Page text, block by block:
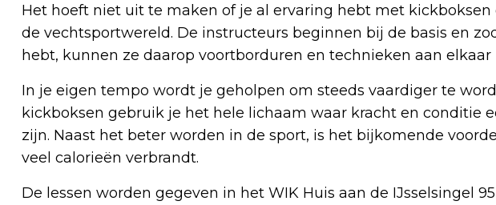
Het hoeft niet uit te maken of je al ervaring hebt met
de vechtsportwereld. De instructeurs beginnen bij de basis en
hebt, kunnen ze daarop voortborduren en technieken aan elkaar
In je eigen tempo wordt je geholpen om steeds vaardiger te
kickboksen gebruik je het hele lichaam waar kracht en conditie
zijn. Naast het beter worden in de sport, is het bijkomende
veel calorieën verbrandt.
De lessen worden gegeven in het WIK Huis aan de IJsselsingel